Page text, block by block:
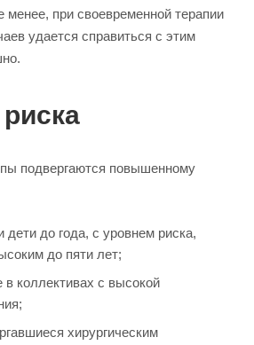
менее, при своевременной терапии
удается справиться с этим
подвергаются повышенному
дети до года, с уровнем риска,
до пяти лет;
коллективах с высокой
хирургическим